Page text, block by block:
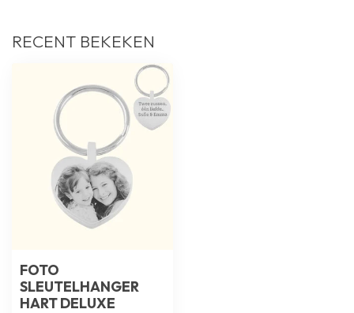
RECENT BEKEKEN
FOTO
SLEUTELHANGER
HART DELUXE